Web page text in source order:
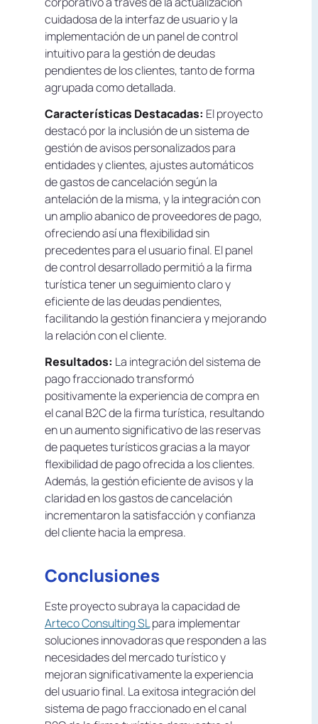
cuidadosa de la interfaz de usuario y la
implementación de un panel de control
intuitivo para la gestión de deudas
pendientes de los clientes, tanto de forma
agrupada como detallada.
Características Destacadas: El proyecto
destacó por la inclusión de un sistema de
gestión de avisos personalizados para
entidades y clientes, ajustes automáticos
de gastos de cancelación según la
antelación de la misma, y la integración con
un amplio abanico de proveedores de pago,
ofreciendo así una flexibilidad sin
precedentes para el usuario final. El panel
de control desarrollado permitió a la firma
turística tener un seguimiento claro y
eficiente de las deudas pendientes,
facilitando la gestión financiera y mejorando
la relación con el cliente.
Resultados: La integración del sistema de
pago fraccionado transformó
positivamente la experiencia de compra en
el canal B2C de la firma turística, resultando
en un aumento significativo de las reservas
de paquetes turísticos gracias a la mayor
flexibilidad de pago ofrecida a los clientes.
Además, la gestión eficiente de avisos y la
claridad en los gastos de cancelación
incrementaron la satisfacción y confianza
del cliente hacia la empresa.
Conclusiones
Este proyecto subraya la capacidad de
Arteco Consulting SLpara implementar
soluciones innovadoras que responden a las
necesidades del mercado turístico y
mejoran significativamente la experiencia
del usuario final. La exitosa integración del
sistema de pago fraccionado en el canal